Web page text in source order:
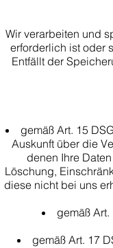
Wir verarbeiten und
erforderlich ist oder
Entfällt der
gemäß Art. 15
Auskunft über die
denen Ihre
Löschung,
diese nicht bei uns
gemäß
gemäß Art. 17